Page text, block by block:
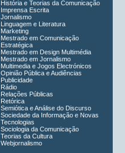
História e Teorias da Comunicação
Imprensa Escrita
Jornalismo
Linguagem e Literatura
Marketing
Mestrado em Comunicação
Estratégica
Mestrado em Design Multimédia
Mestrado em Jornalismo
Multimedia e Jogos Electrónicos
Opinião Pública e Audiências
Publicidade
Rádio
Relações Públicas
Retórica
Semiótica e Análise do Discurso
Sociedade da Informação e Novas
Tecnologias
Sociologia da Comunicação
Teorias da Cultura
Webjornalismo